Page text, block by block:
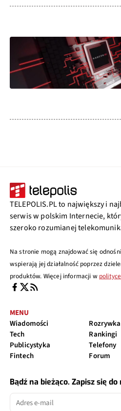
TELEPOLIS.PL to największy i
serwis w polskim Internecie,
szeroko rozumianej
Na stronie mogą znajdować się
wspierają jej działalność poprzez
produktów. Więcej informacji w
MENU
Wiadomości
Tech
Publicystyka
Fintech
Rozrywka
Rankingi
Telefony
Forum
Bądź na bieżąco. Zapisz się